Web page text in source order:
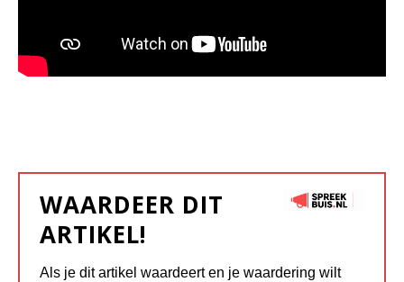
WAARDEER DIT
ARTIKEL!
Als je dit artikel waardeert en je waardering wilt